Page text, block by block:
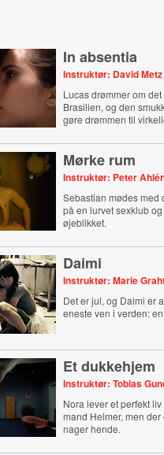
In absentia
Instruktør: David Metz
Lucas drømmer om
Brasilien, og den
gøre drømmen til
Mørke rum
Instruktør: Peter
Sebastian mødes
på en lurvet sexklub
øjeblikket.
Daimi
Instruktør: Marie
Det er jul, og Daimi er
eneste ven i verden:
Et dukkehjem
Instruktør: Tobias
Nora lever et perfekt
mand Helmer, men
nager hende.